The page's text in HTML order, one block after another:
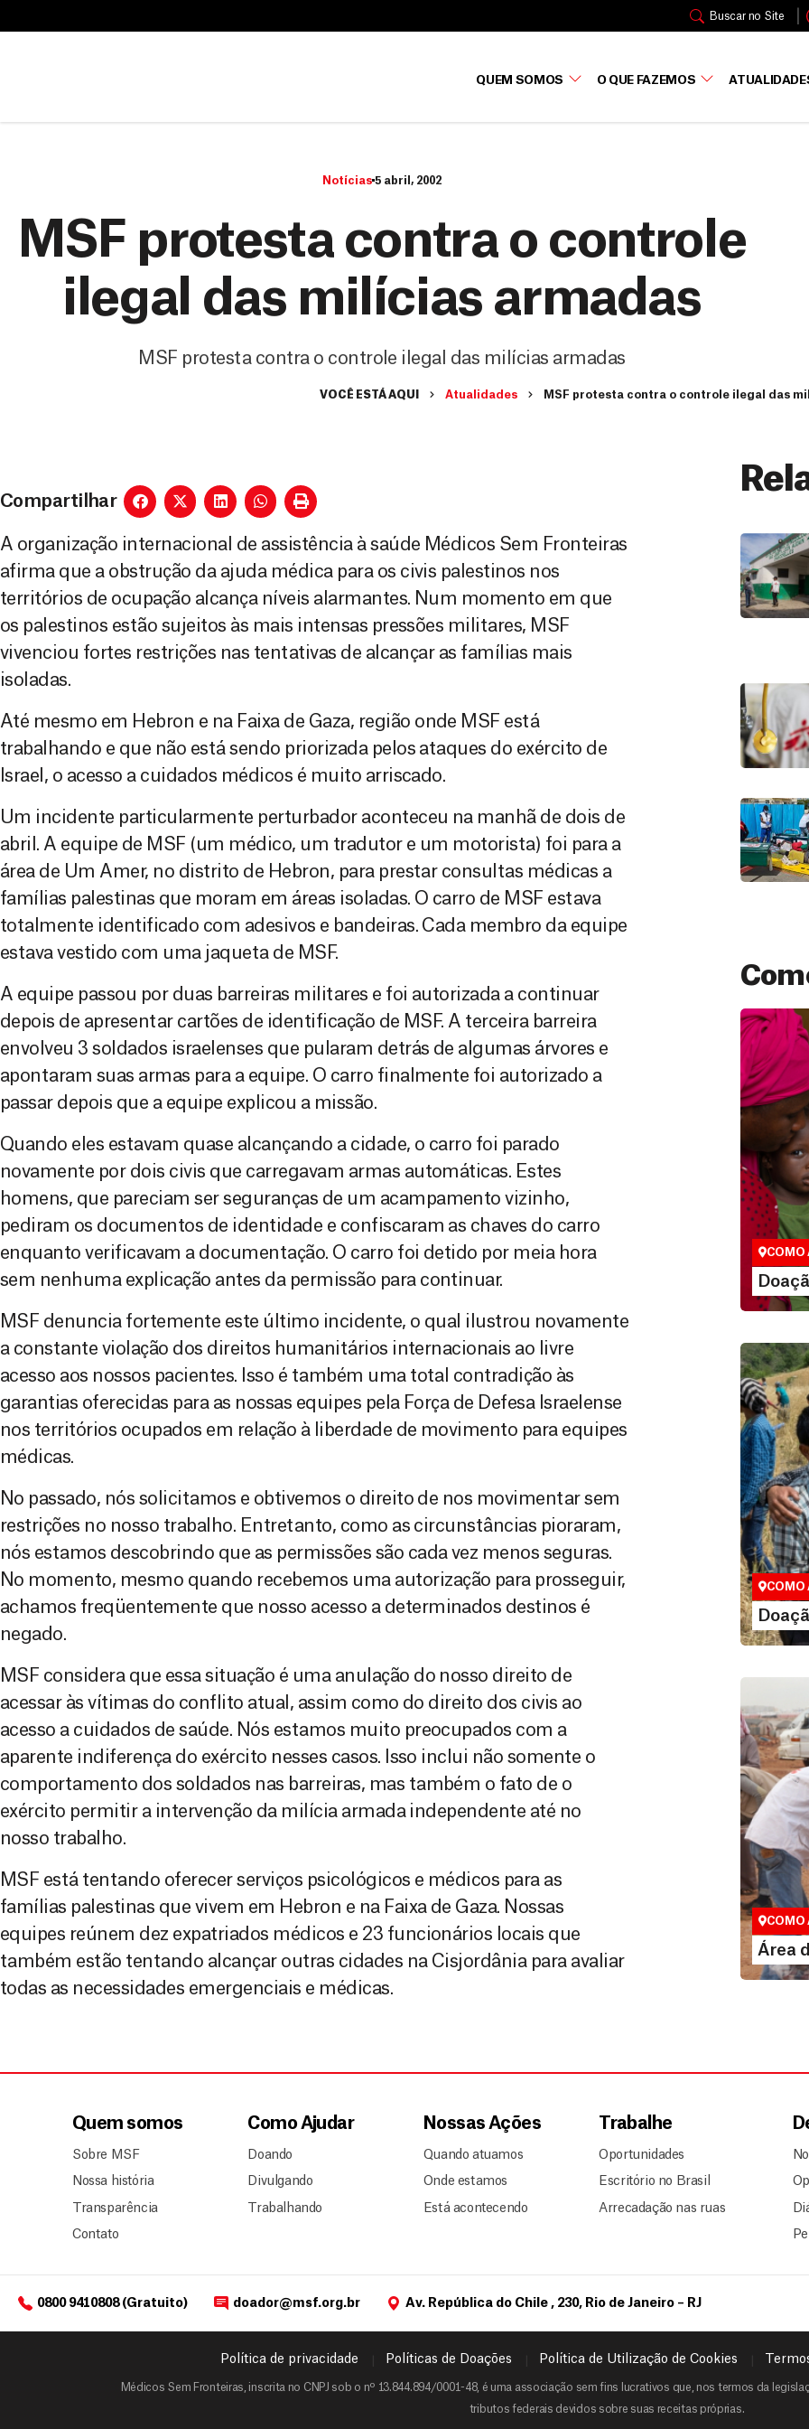
Buscar no Site
QUEM SOMOS O QUE FAZEMOS
c
Notícias 5 abril, 2002
MSF protesta contra o controle
ilegal das milícias armadas
MSF protesta contra o controle ilegal das milícias armadas
VOCÊ ESTÁ AQUI Atualidades MSF protesta contra o controle ilegal das
Compartilhar
A organização internacional de assistência à saúde Médicos Sem Fronteiras
afirma que a obstrução da ajuda médica para os civis palestinos nos
territórios de ocupação alcança níveis alarmantes. Num momento em que
os palestinos estão sujeitos às mais intensas pressões militares, MSF
vivenciou fortes restrições nas tentativas de alcançar as famílias mais
isoladas.
Até mesmo em Hebron e na Faixa de Gaza, região onde MSF está
trabalhando e que não está sendo priorizada pelos ataques do exército de
Israel, o acesso a cuidados médicos é muito arriscado.
Um incidente particularmente perturbador aconteceu na manhã de dois de
abril. A equipe de MSF (um médico, um tradutor e um motorista) foi para a
área de Um Amer, no distrito de Hebron, para prestar consultas médicas a
famílias palestinas que moram em áreas isoladas. O carro de MSF estava
totalmente identificado com adesivos e bandeiras. Cada membro da equipe
estava vestido com uma jaqueta de MSF.
A equipe passou por duas barreiras militares e foi autorizada a continuar
depois de apresentar cartões de identificação de MSF. A terceira barreira
envolveu 3 soldados israelenses que pularam detrás de algumas árvores e
apontaram suas armas para a equipe. O carro finalmente foi autorizado a
passar depois que a equipe explicou a missão.
Quando eles estavam quase alcançando a cidade, o carro foi parado
novamente por dois civis que carregavam armas automáticas. Estes
homens, que pareciam ser seguranças de um acampamento vizinho,
pediram os documentos de identidade e confiscaram as chaves do carro
enquanto verificavam a documentação. O carro foi detido por meia hora
sem nenhuma explicação antes da permissão para continuar.
MSF denuncia fortemente este último incidente, o qual ilustrou novamente
a constante violação dos direitos humanitários internacionais ao livre
acesso aos nossos pacientes. Isso é também uma total contradição às
garantias oferecidas para as nossas equipes pela Força de Defesa Israelense
nos territórios ocupados em relação à liberdade de movimento para equipes
médicas.
No passado, nós solicitamos e obtivemos o direito de nos movimentar sem
restrições no nosso trabalho. Entretanto, como as circunstâncias pioraram,
nós estamos descobrindo que as permissões são cada vez menos seguras.
No momento, mesmo quando recebemos uma autorização para prosseguir,
achamos freqüentemente que nosso acesso a determinados destinos é
negado.
MSF considera que essa situação é uma anulação do nosso direito de
acessar às vítimas do conflito atual, assim como do direito dos civis ao
acesso a cuidados de saúde. Nós estamos muito preocupados com a
aparente indiferença do exército nesses casos. Isso inclui não somente o
comportamento dos soldados nas barreiras, mas também o fato de o
exército permitir a intervenção da milícia armada independente até no
nosso trabalho.
MSF está tentando oferecer serviços psicológicos e médicos para as
famílias palestinas que vivem em Hebron e na Faixa de Gaza. Nossas
equipes reúnem dez expatriados médicos e 23 funcionários locais que
também estão tentando alcançar outras cidades na Cisjordânia para avaliar
todas as necessidades emergenciais e médicas.
Doação
São as
que nos
vidas em
COMO
Você
maneiras,
valor que
COMO
Área
Espaço
COMO
Área
Quem somos
Sobre MSF
Nossa história
Transparência
Contato
Como Ajudar
Doando
Divulgando
Trabalhando
Nossas Ações
Quando atuamos
Onde estamos
Está acontecendo
Trabalhe
Oportunidades
Escritório no Brasil
Arrecadação nas ruas
0800 9410808 (Gratuito) doador@msf.org.br Av. República do Chile , 230, Rio de Janeiro – RJ
Política de privacidade Políticas de Doações Política de Utilização de Cookies
Médicos Sem Fronteiras, inscrita no CNPJ sob o nº 13.844.894/0001-48, é uma associação sem fins lucrativos que, nos termos da
tributos federais devidos sobre suas receitas próprias.
a